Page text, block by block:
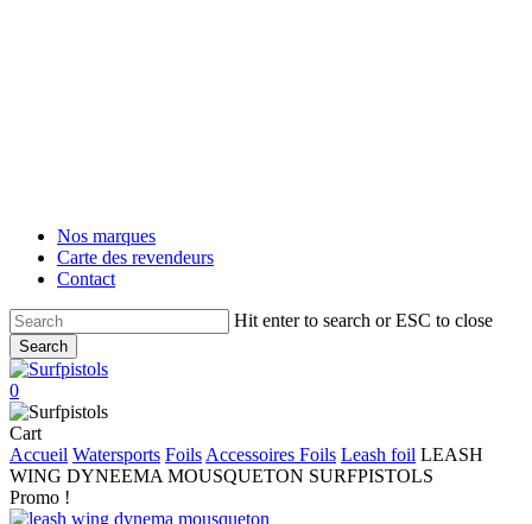
Nos marques
Carte des revendeurs
Contact
Hit enter to search or ESC to close
Search
Close
Search
account
0
Menu
CartClose
Cart
Accueil Watersports Foils Accessoires Foils Leash foil LEASH
WING DYNEEMA MOUSQUETON SURFPISTOLS
Promo !